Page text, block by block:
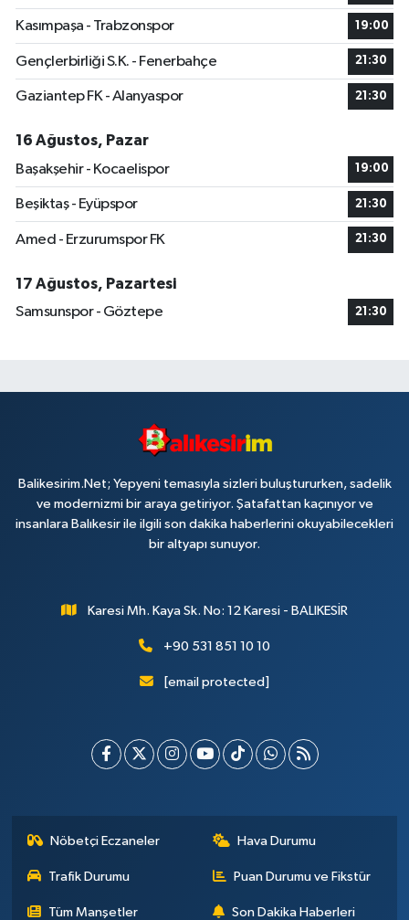
Kasımpaşa - Trabzonspor 19:00
Gençlerbirliği S.K. - Fenerbahçe 21:30
Gaziantep FK - Alanyaspor 21:30
16 Ağustos, Pazar
Başakşehir - Kocaelispor
19:00
Beşiktaş - Eyüpspor 21:30
Amed - Erzurumspor FK 21:30
17 Ağustos, Pazartesi
Samsunspor - Göztepe
21:30
Balikesirim.Net; Yepyeni temasıyla sizleri buluştururken, sadelik
ve modernizmi bir araya getiriyor. Şatafattan kaçınıyor ve
insanlara Balıkesir ile ilgili son dakika haberlerini okuyabilecekleri
bir altyapı sunuyor.
Karesi Mh. Kaya Sk. No: 12 Karesi - BALIKESİR
+90 531 851 10 10
[email protected]
Nöbetçi Eczaneler Hava Durumu
Trafik Durumu Puan Durumu ve Fikstür
Tüm Manşetler Son Dakika Haberleri